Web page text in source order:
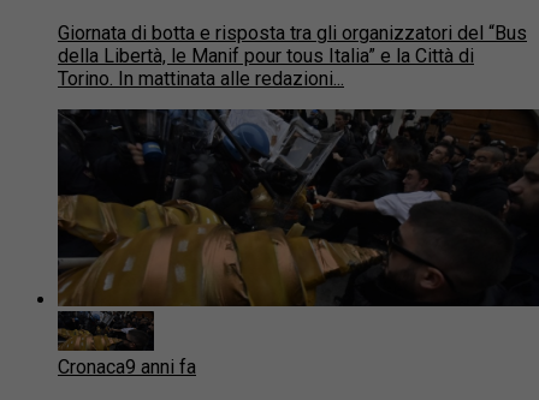
Giornata di botta e risposta tra gli organizzatori del “Bus
della Libertà, le Manif pour tous Italia” e la Città di
Torino. In mattinata alle redazioni...
Cronaca9 anni fa